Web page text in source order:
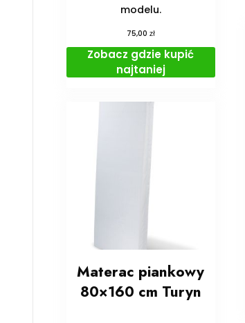
modelu.
75,00 zł
Zobacz gdzie kupić
najtaniej
Materac piankowy
80×160 cm Turyn